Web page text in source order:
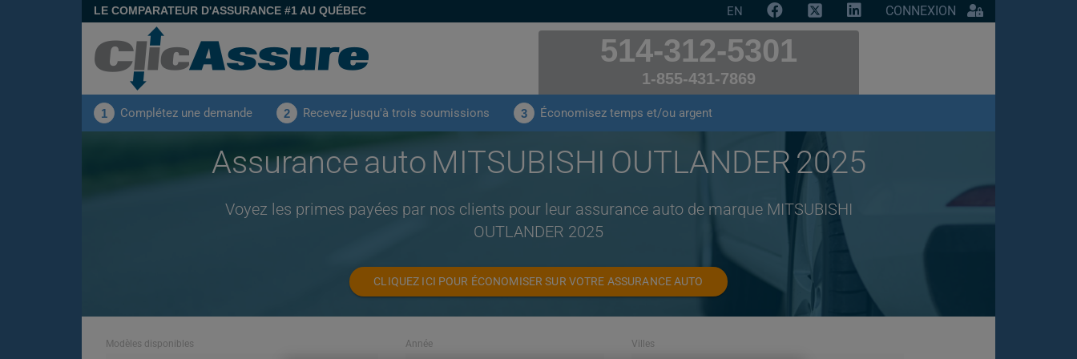
LE COMPARATEUR D'ASSURANCE #1 AU QUÉBEC EN CONNEXION
514-312-5301
1-855-431-7869
1 Complétez une demande 2 Recevez jusqu'à trois soumissions 3 Économisez temps et/ou argent
Assurance auto MITSUBISHI OUTLANDER 2025
Voyez les primes payées par nos clients pour leur assurance auto de marque MITSUBISHI
OUTLANDER 2025
CLIQUEZ ICI POUR ÉCONOMISER SUR VOTRE ASSURANCE AUTO
Modèles disponibles Année Villes